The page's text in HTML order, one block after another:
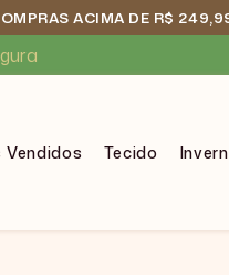
ACIMA DE R$
Vendidos Tecido